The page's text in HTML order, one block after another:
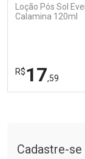
Ativar
Por R$ 664,02/
Loção Pós Sol
Calamina 120ml
R$17,59
Laboratório
Por Menos
Cadastre-